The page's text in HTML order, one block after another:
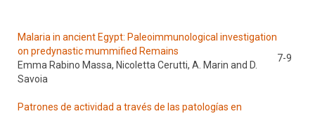
Malaria in ancient Egypt: Paleoimmunological investigation
on predynastic mummified Remains
7-9
Emma Rabino Massa, Nicoletta Cerutti, A. Marin and D.
Savoia
Patrones de actividad a través de las patologías en